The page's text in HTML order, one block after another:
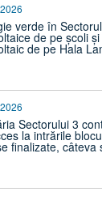
verde în
de pe școli
de pe Hala
Sectorului 3
la intrările
finalizate, câteva